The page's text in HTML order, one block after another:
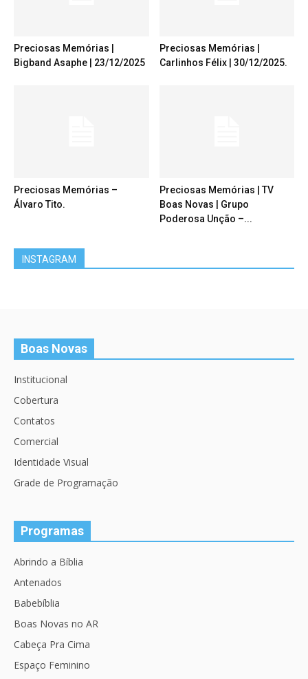
Preciosas Memórias |
Bigband Asaphe | 23/12/2025
Preciosas Memórias |
Carlinhos Félix | 30/12/2025.
Preciosas Memórias –
Álvaro Tito.
Preciosas Memórias | TV
Boas Novas | Grupo
Poderosa Unção –...
INSTAGRAM
Boas Novas
Institucional
Cobertura
Contatos
Comercial
Identidade Visual
Grade de Programação
Programas
Abrindo a Bíblia
Antenados
Babebíblia
Boas Novas no AR
Cabeça Pra Cima
Espaço Feminino